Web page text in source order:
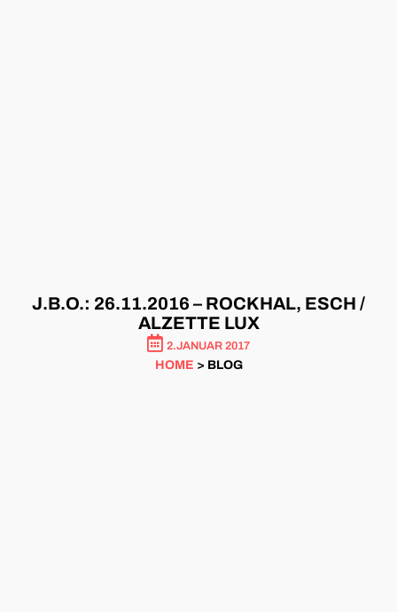
J.B.O.: 26.11.2016 – ROCKHAL, ESCH /
ALZETTE LUX
2.JANUAR 2017
HOME > BLOG